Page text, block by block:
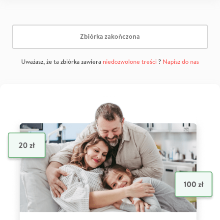
Zbiórka zakończona
Uważasz, że ta zbiórka zawiera niedozwolone treści? Napisz do nas